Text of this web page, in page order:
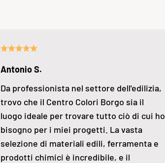
Antonio S.
Da professionista nel settore dell'edilizia,
trovo che il Centro Colori Borgo sia il
luogo ideale per trovare tutto ciò di cui ho
bisogno per i miei progetti. La vasta
selezione di materiali edili, ferramenta e
prodotti chimici è incredibile, e il